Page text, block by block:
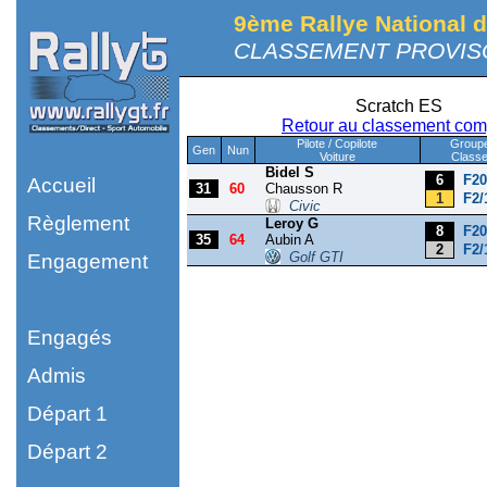
Accueil
Règlement
Engagement
Engagés
Admis
Départ 1
Départ 2
9ème Rallye National
CLASSEMENT
Scratch ES
Retour au classement
Gen Nun
Pilote / Copilote
Voiture
Classe
31 60
Bidel S
Chausson R
Civic
6
1
F2/
35 64
Leroy G
Aubin A
Golf GTI
8
2
F2/